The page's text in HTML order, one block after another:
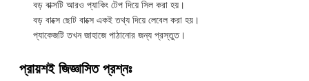
বড় বাক্সটি আরও প্যাকিং টেপ দিয়ে সিল করা হয়।
বড় বাক্সে ছোট বাক্সে একই তথ্য দিয়ে লেবেল করা হয়।
প্যাকেজটি তখন জাহাজে পাঠানোর জন্য প্রস্তুত।
প্রায়শই জিজ্ঞাসিত প্রশ্নঃ